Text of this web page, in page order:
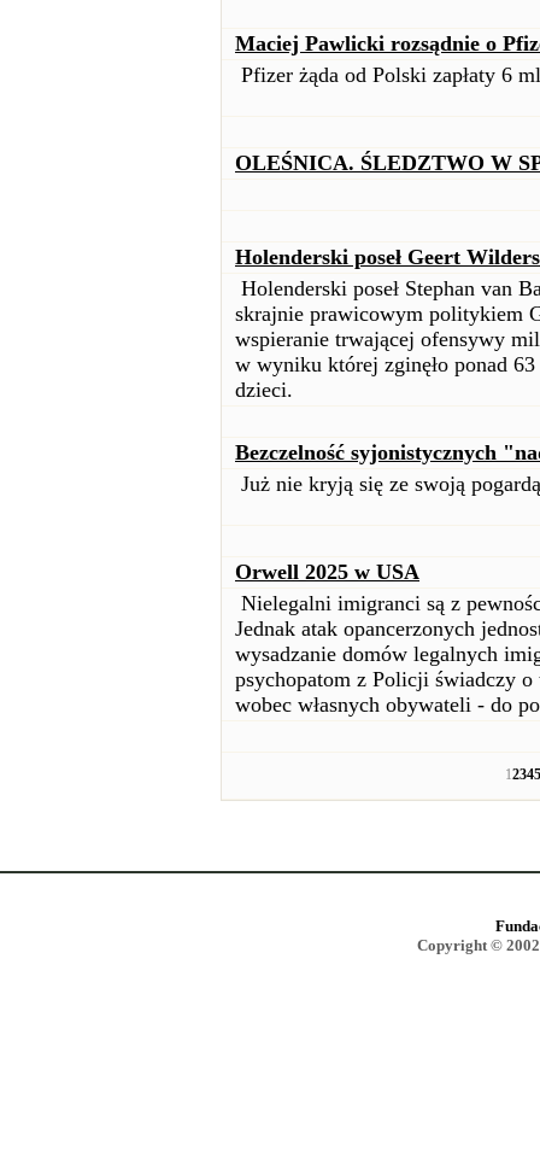
Maciej Pawlicki rozsądnie o
Pfizer żąda od Polski zapłaty 6
OLEŚNICA. ŚLEDZTWO W
Holenderski poseł Geert
Holenderski poseł Stephan van
skrajnie prawicowym politykiem
wspieranie trwającej ofensywy
w wyniku której zginęło ponad
dzieci.
Bezczelność syjonistycznych
Już nie kryją się ze swoją
Orwell 2025 w USA
Nielegalni imigranci są z
Jednak atak opancerzonych
wysadzanie domów legalnych
psychopatom z Policji świadczy o
wobec własnych obywateli - do
1234
Copyright ©